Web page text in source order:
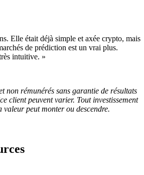
Elle était déjà simple et axée crypto, mais
de prédiction est un vrai plus.
intuitive. »
non rémunérés sans garantie de résultats
client peuvent varier. Tout investissement
valeur peut monter ou descendre.